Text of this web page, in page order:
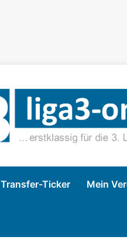
Transfer-Ticker Mein